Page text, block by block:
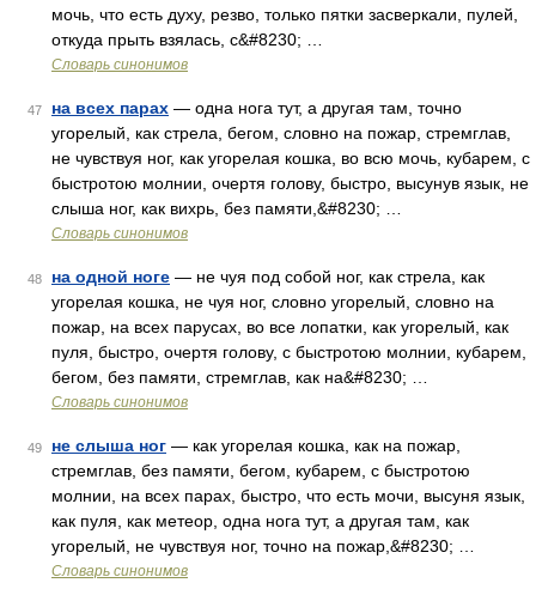
мочь, что есть духу, резво, только пятки засверкали, пулей,
откуда прыть взялась, с&#8230; …
Словарь синонимов
47 на всех парах — одна нога тут, а другая там, точно
угорелый, как стрела, бегом, словно на пожар, стремглав,
не чувствуя ног, как угорелая кошка, во всю мочь, кубарем, с
быстротою молнии, очертя голову, быстро, высунув язык, не
слыша ног, как вихрь, без памяти,&#8230; …
Словарь синонимов
48 на одной ноге — не чуя под собой ног, как стрела, как
угорелая кошка, не чуя ног, словно угорелый, словно на
пожар, на всех парусах, во все лопатки, как угорелый, как
пуля, быстро, очертя голову, с быстротою молнии, кубарем,
бегом, без памяти, стремглав, как на&#8230; …
Словарь синонимов
49 не слыша ног — как угорелая кошка, как на пожар,
стремглав, без памяти, бегом, кубарем, с быстротою
молнии, на всех парах, быстро, что есть мочи, высуня язык,
как пуля, как метеор, одна нога тут, а другая там, как
угорелый, не чувствуя ног, точно на пожар,&#8230; …
Словарь синонимов